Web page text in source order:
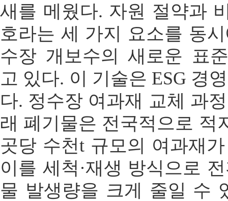
새를 메웠다. 자원 절약과
호라는 세 가지 요소를 동
수장 개보수의 새로운 표
고 있다. 이 기술은 ESG 경
다. 정수장 여과재 교체 과
래 폐기물은 전국적으로 적
곳당 수천t 규모의 여과재
이를 세척·재생 방식으로
물 발생량을 크게 줄일 수